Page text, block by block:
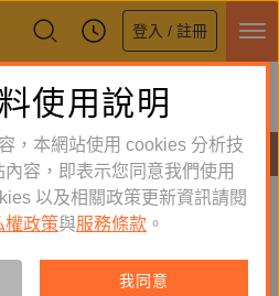
登入 / 註冊
上線
下載
新到舊 舊到新
有聲書
使用說明
，本網站使用 cookies 分析技
容，即表示您同意我們使用
以及相關政策更新資訊請閱
權政策與服務條款 。
我同意